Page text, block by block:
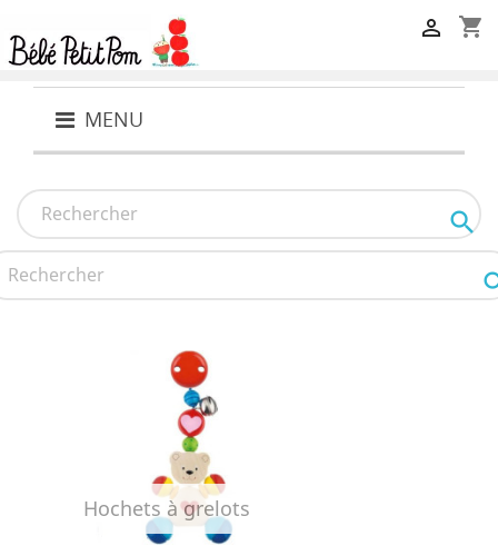
shopping_cart

MENU

Hochets à grelots